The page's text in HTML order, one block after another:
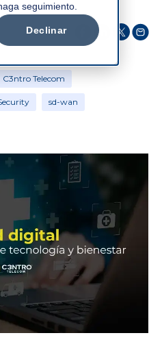
seguimiento.
Declinar
C3ntro Telecom
sd-wan